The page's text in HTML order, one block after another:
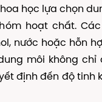
học lựa chọn
hoạt chất.
nước hoặc hỗn
môi không chỉ
định đến độ tinh